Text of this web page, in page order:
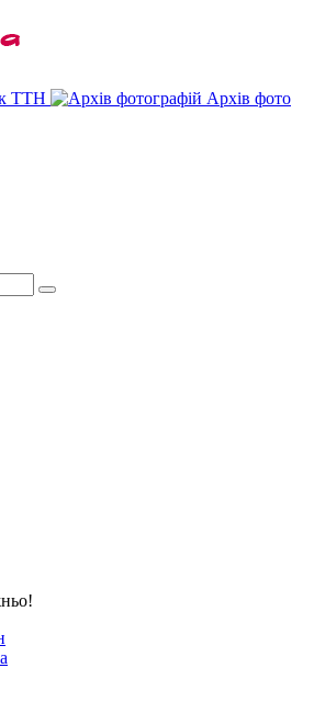
ТТН
Архів фото